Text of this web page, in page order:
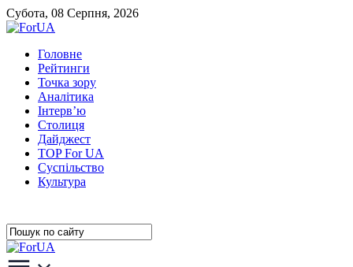
Субота, 08 Серпня, 2026
Головне
Рейтинги
Точка зору
Аналітика
Інтерв’ю
Столиця
Дайджест
TOP For UA
Суспiльство
Культура